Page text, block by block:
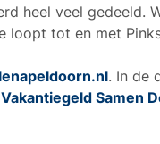
heel veel gedeeld.
loopt tot en met
. In de
Vakantiegeld Samen